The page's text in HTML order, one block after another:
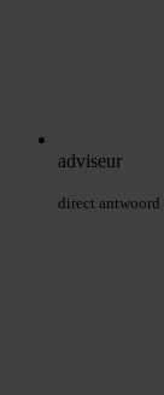
adviseur
direct antwoord